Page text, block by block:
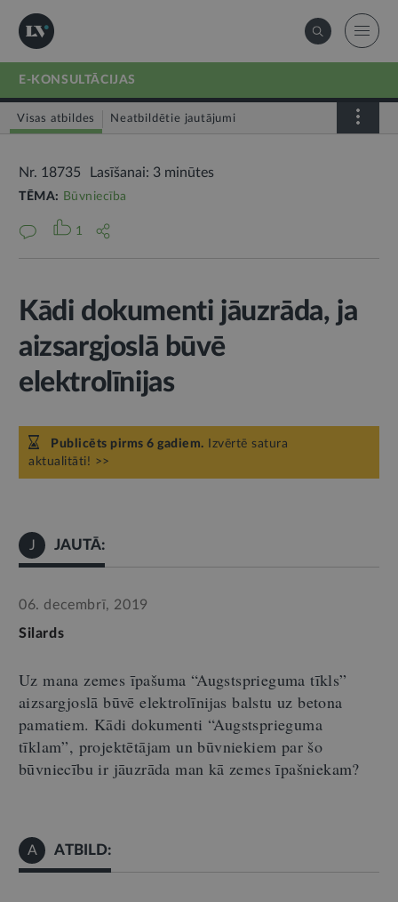
E-KONSULTĀCIJAS
Visas atbildes Neatbildētie jautājumi
Nr. 18735 Lasīšanai: 3 minūtes
TĒMA: Būvniecība
1
Kādi dokumenti jāuzrāda, ja
aizsargjoslā būvē
elektrolīnijas
Publicēts pirms 6 gadiem. Izvērtē satura
aktualitāti! >>
J JAUTĀ:
06. decembrī, 2019
Silards
Uz mana zemes īpašuma “Augstsprieguma tīkls”
aizsargjoslā būvē elektrolīnijas balstu uz betona
pamatiem. Kādi dokumenti “Augstsprieguma
tīklam”, projektētājam un būvniekiem par šo
būvniecību ir jāuzrāda man kā zemes īpašniekam?
A ATBILD: